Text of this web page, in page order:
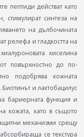
пептиди действат като
стимулират синтеза на
на дълбочината
релефа и гладкостта на
киселина
повърхностно до по-
подобрява кожната
и лактобацилус
бариерната функция и
кожата, като в същото
механизми срещу
се текстура